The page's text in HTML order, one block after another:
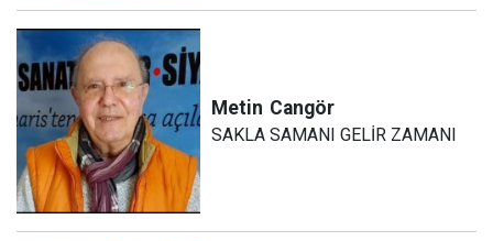
Metin Cangör
SAKLA SAMANI GELİR ZAMANI